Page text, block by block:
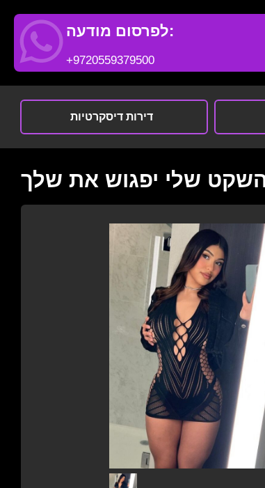
לפרסום מודעה:
+9720559379500
דירות דיסקרטיות
שלי יפגוש את שלך